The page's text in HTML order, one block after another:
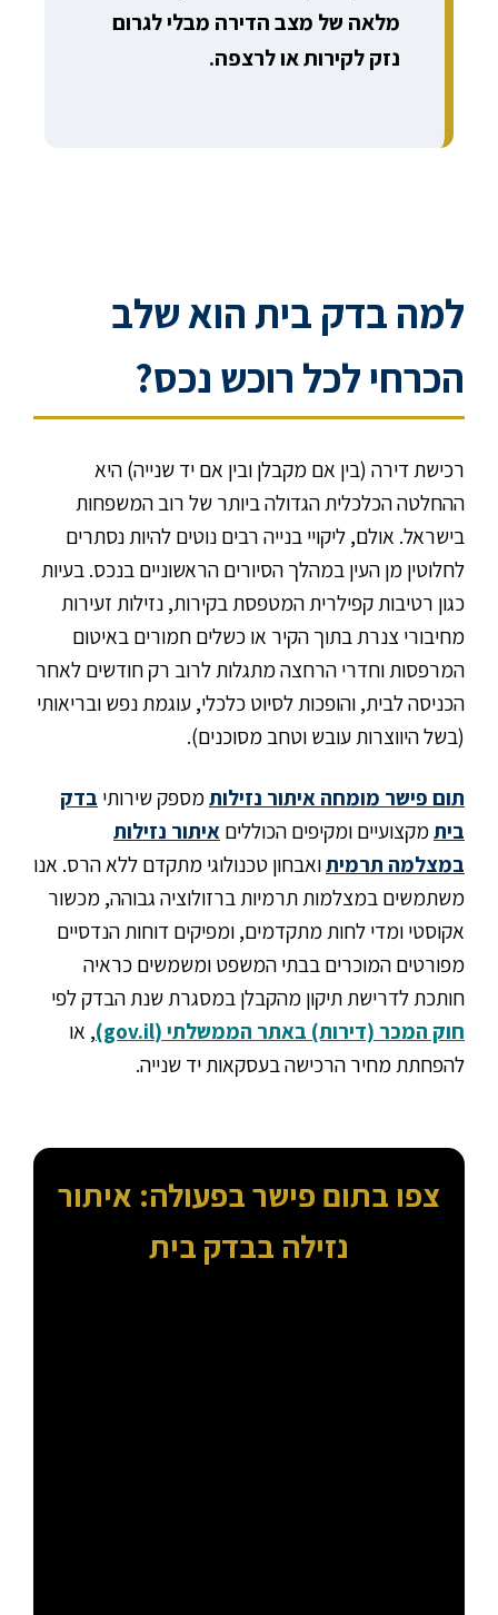
מלאה של מצב הדירה מבלי לגרום
נזק לקירות או לרצפה.
למה בדק בית הוא שלב
הכרחי לכל רוכש נכס?
רכישת דירה (בין אם מקבלן ובין אם יד שנייה) היא
ההחלטה הכלכלית הגדולה ביותר של רוב המשפחות
בישראל. אולם, ליקויי בנייה רבים נוטים להיות נסתרים
לחלוטין מן העין במהלך הסיורים הראשוניים בנכס. בעיות
כגון רטיבות קפילרית המטפסת בקירות, נזילות זעירות
מחיבורי צנרת בתוך הקיר או כשלים חמורים באיטום
המרפסות וחדרי הרחצה מתגלות לרוב רק חודשים לאחר
הכניסה לבית, והופכות לסיוט כלכלי, עוגמת נפש ובריאותי
(בשל היווצרות עובש וטחב מסוכנים).
תום פישר מומחה איתור נזילותמספק שירותי בדק
ביתמקצועיים ומקיפים הכוללים איתור נזילות
במצלמה תרמיתואבחון טכנולוגי מתקדם ללא הרס. אנו
משתמשים במצלמות תרמיות ברזולוציה גבוהה, מכשור
אקוסטי ומדי לחות מתקדמים, ומפיקים דוחות הנדסיים
מפורטים המוכרים בבתי המשפט ומשמשים כראיה
חותכת לדרישת תיקון מהקבלן במסגרת שנת הבדק לפי
חוק המכר (דירות) באתר הממשלתי (gov.il)
, או
להפחתת מחיר הרכישה בעסקאות יד שנייה.
צפו בתום פישר בפעולה: איתור
נזילה בבדק בית